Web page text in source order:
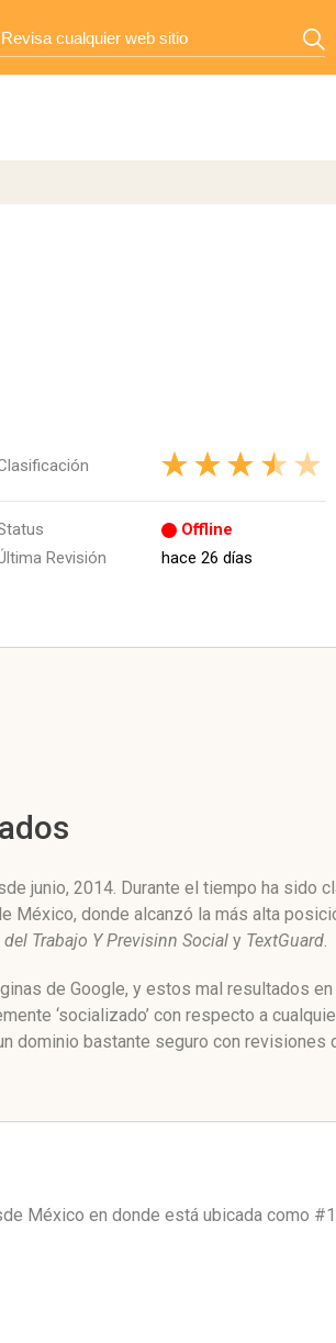
Offline
Revisión
hace 26 días
junio, 2014. Durante el tiempo ha sido
México, donde alcanzó la más alta
del Trabajo Y Previsinn Social y TextGuard.
de Google, y estos mal resultados
‘socializado’ con respecto a
dominio bastante seguro con revisiones
México en donde está ubicada como